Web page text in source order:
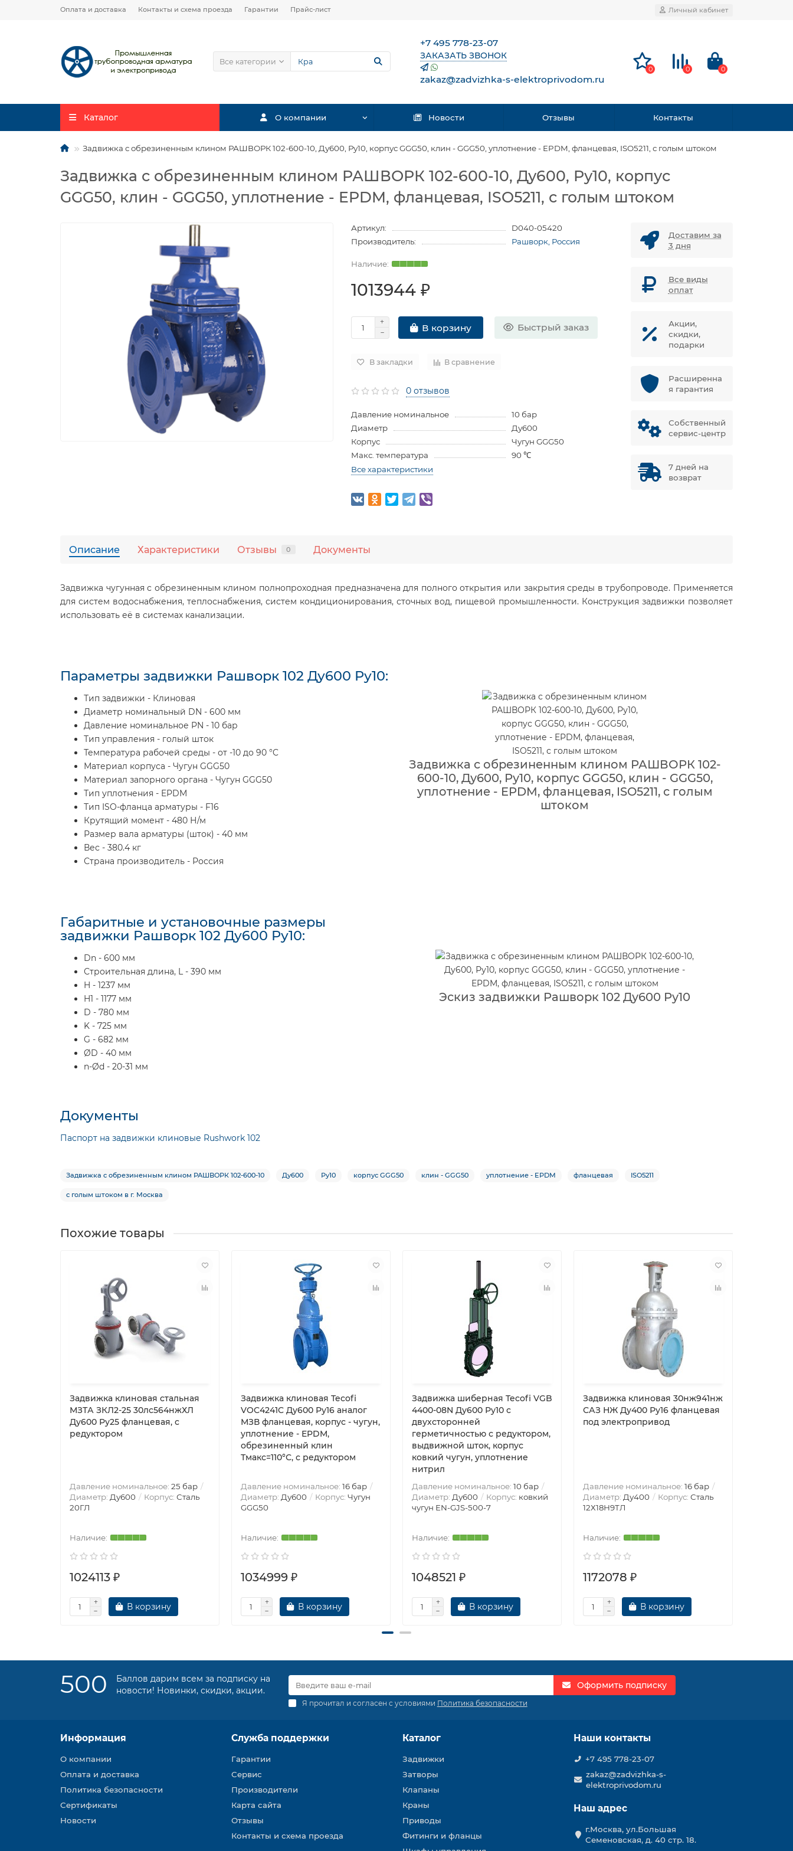
Оплата и доставка Контакты и схема проезда Гарантии Прайс-лист Личный кабинет
Все категории
+7 495 778-23-07
ЗАКАЗАТЬ ЗВОНОК
zakaz@zadvizhka-s-elektroprivodom.ru
0 0 0
Каталог О компании Новости Отзывы Контакты
Задвижка с обрезиненным клином РАШВОРК 102-600-10, Ду600, Ру10, корпус GGG50, клин - GGG50, уплотнение - EPDM, фланцевая, ISO5211, с голым штоком
Задвижка с обрезиненным клином РАШВОРК 102-600-10, Ду600, Ру10, корпус
GGG50, клин - GGG50, уплотнение - EPDM, фланцевая, ISO5211, с голым штоком
Артикул:
D040-05420
Производитель:
Рашворк, Россия
1013944 ₽
В корзину Быстрый заказ
В закладки В сравнение
0 отзывов
Давление номинальное
10 бар
Диаметр
Ду600
Корпус
Чугун GGG50
Макс. температура
90 ℃
Все характеристики
Доставим за
3 дня
Все виды
оплат
Акции,
скидки,
подарки
Расширенна
я гарантия
Собственный
сервис-центр
7 дней на
возврат
Описание Характеристики Отзывы 0 Документы
Задвижка чугунная с обрезиненным клином полнопроходная предназначена для полного открытия или закрытия среды в трубопроводе. Применяется
для систем водоснабжения, теплоснабжения, систем кондиционирования, сточных вод, пищевой промышленности. Конструкция задвижки позволяет
использовать её в системах канализации.
Параметры задвижки Рашворк 102 Ду600 Ру10:
Тип задвижки - Клиновая
Диаметр номинальный DN - 600 мм
Давление номинальное PN - 10 бар
Тип управления - голый шток
Температура рабочей среды - от -10 до 90 °C
Материал корпуса - Чугун GGG50
Материал запорного органа - Чугун GGG50
Тип уплотнения - EPDM
Тип ISO-фланца арматуры - F16
Крутящий момент - 480 Н/м
Размер вала арматуры (шток) - 40 мм
Вес - 380.4 кг
Страна производитель - Россия
Задвижка с обрезиненным клином РАШВОРК 102-
600-10, Ду600, Ру10, корпус GGG50, клин - GGG50,
уплотнение - EPDM, фланцевая, ISO5211, с голым
штоком
Габаритные и установочные размеры
задвижки Рашворк 102 Ду600 Ру10:
Dn - 600 мм
Строительная длина, L - 390 мм
H - 1237 мм
H1 - 1177 мм
D - 780 мм
K - 725 мм
G - 682 мм
ØD - 40 мм
n-Ød - 20-31 мм
Эскиз задвижки Рашворк 102 Ду600 Ру10
Документы
Паспорт на задвижки клиновые Rushwork 102
Задвижка с обрезиненным клином РАШВОРК 102-600-10 Ду600 Ру10 корпус GGG50 клин - GGG50 уплотнение - EPDM фланцевая ISO5211
с голым штоком в г. Москва
Похожие товары
Задвижка клиновая стальная
МЗТА ЗКЛ2-25 30лс564нжХЛ
Ду600 Ру25 фланцевая, с
редуктором
Давление номинальное: 25 бар
Диаметр: Ду600 Корпус: Сталь
20ГЛ
1024113 ₽
В корзину
Задвижка клиновая Tecofi
VOC4241C Ду600 Ру16 аналог
МЗВ фланцевая, корпус - чугун,
уплотнение - EPDM,
обрезиненный клин
Тмакс=110°С, с редуктором
Давление номинальное: 16 бар
Диаметр: Ду600 Корпус: Чугун
GGG50
1034999 ₽
В корзину
Задвижка шиберная Tecofi VGB
4400-08N Ду600 Ру10 с
двухсторонней
герметичностью с редуктором,
выдвижной шток, корпус
ковкий чугун, уплотнение
нитрил
Давление номинальное: 10 бар
Диаметр: Ду600 Корпус: ковкий
чугун EN-GJS-500-7
1048521 ₽
В корзину
Задвижка клиновая 30нж941нж
САЗ НЖ Ду400 Ру16 фланцевая
под электропривод
Давление номинальное: 16 бар
Диаметр: Ду400 Корпус: Сталь
12Х18Н9ТЛ
1172078 ₽
В корзину
500
Баллов дарим всем за подписку на
новости! Новинки, скидки, акции.
Оформить подписку
Я прочитал и согласен с условиями Политика безопасности
Информация
О компании
Оплата и доставка
Политика безопасности
Сертификаты
Новости
Служба поддержки
Гарантии
Сервис
Производители
Карта сайта
Отзывы
Контакты и схема проезда
Каталог
Задвижки
Затворы
Клапаны
Краны
Приводы
Фитинги и фланцы
Наши контакты
+7 495 778-23-07
zakaz@zadvizhka-s-
elektroprivodom.ru
Наш адрес
г.Москва, ул.Большая
Семеновская, д. 40 стр. 18.